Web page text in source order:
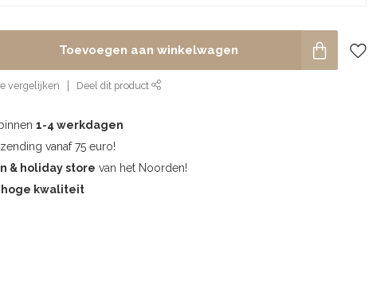
Toevoegen aan winkelwagen
vergelijken Deel dit product
1-4 werkdagen
vanaf 75 euro!
& holiday store van het Noorden!
hoge kwaliteit